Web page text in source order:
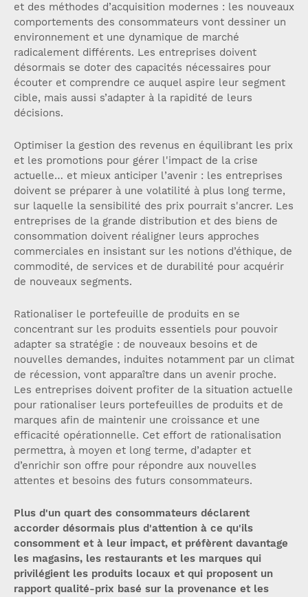
et des méthodes d’acquisition modernes : les nouveaux
comportements des consommateurs vont dessiner un
environnement et une dynamique de marché
radicalement différents. Les entreprises doivent
désormais se doter des capacités nécessaires pour
écouter et comprendre ce auquel aspire leur segment
cible, mais aussi s’adapter à la rapidité de leurs
décisions.
Optimiser la gestion des revenus en équilibrant les prix
et les promotions pour gérer l'impact de la crise
actuelle… et mieux anticiper l’avenir : les entreprises
doivent se préparer à une volatilité à plus long terme,
sur laquelle la sensibilité des prix pourrait s'ancrer. Les
entreprises de la grande distribution et des biens de
consommation doivent réaligner leurs approches
commerciales en insistant sur les notions d’éthique, de
commodité, de services et de durabilité pour acquérir
de nouveaux segments.
Rationaliser le portefeuille de produits en se
concentrant sur les produits essentiels pour pouvoir
adapter sa stratégie : de nouveaux besoins et de
nouvelles demandes, induites notamment par un climat
de récession, vont apparaître dans un avenir proche.
Les entreprises doivent profiter de la situation actuelle
pour rationaliser leurs portefeuilles de produits et de
marques afin de maintenir une croissance et une
efficacité opérationnelle. Cet effort de rationalisation
permettra, à moyen et long terme, d’adapter et
d’enrichir son offre pour répondre aux nouvelles
attentes et besoins des futurs consommateurs.
Plus d'un quart des consommateurs déclarent
accorder désormais plus d'attention à ce qu'ils
consomment et à leur impact, et préfèrent davantage
les magasins, les restaurants et les marques qui
privilégient les produits locaux et qui proposent un
rapport qualité-prix basé sur la provenance et les